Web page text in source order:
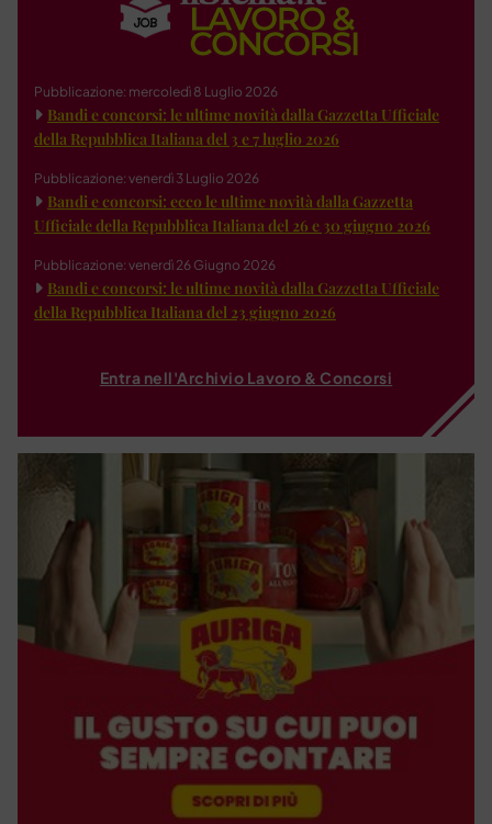
Pubblicazione: mercoledì 8 Luglio 2026
Bandi e concorsi: le ultime novità dalla Gazzetta Ufficiale
della Repubblica Italiana del 3 e 7 luglio 2026
Pubblicazione: venerdì 3 Luglio 2026
Bandi e concorsi: ecco le ultime novità dalla Gazzetta
Ufficiale della Repubblica Italiana del 26 e 30 giugno 2026
Pubblicazione: venerdì 26 Giugno 2026
Bandi e concorsi: le ultime novità dalla Gazzetta Ufficiale
della Repubblica Italiana del 23 giugno 2026
Entra nell'Archivio Lavoro & Concorsi